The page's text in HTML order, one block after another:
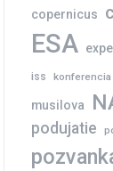
copernicus
ESA
iss konferencia
musilova
podujatie